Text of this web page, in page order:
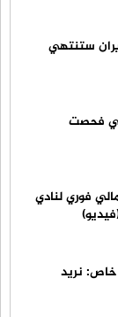
ستنتهي
التي فحصت
فوري لنادي
خاص: نريد